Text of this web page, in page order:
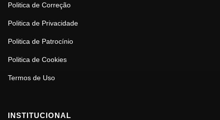
Politica de Correção
Politica de Privacidade
Politica de Patrocínio
Politica de Cookies
Termos de Uso
INSTITUCIONAL